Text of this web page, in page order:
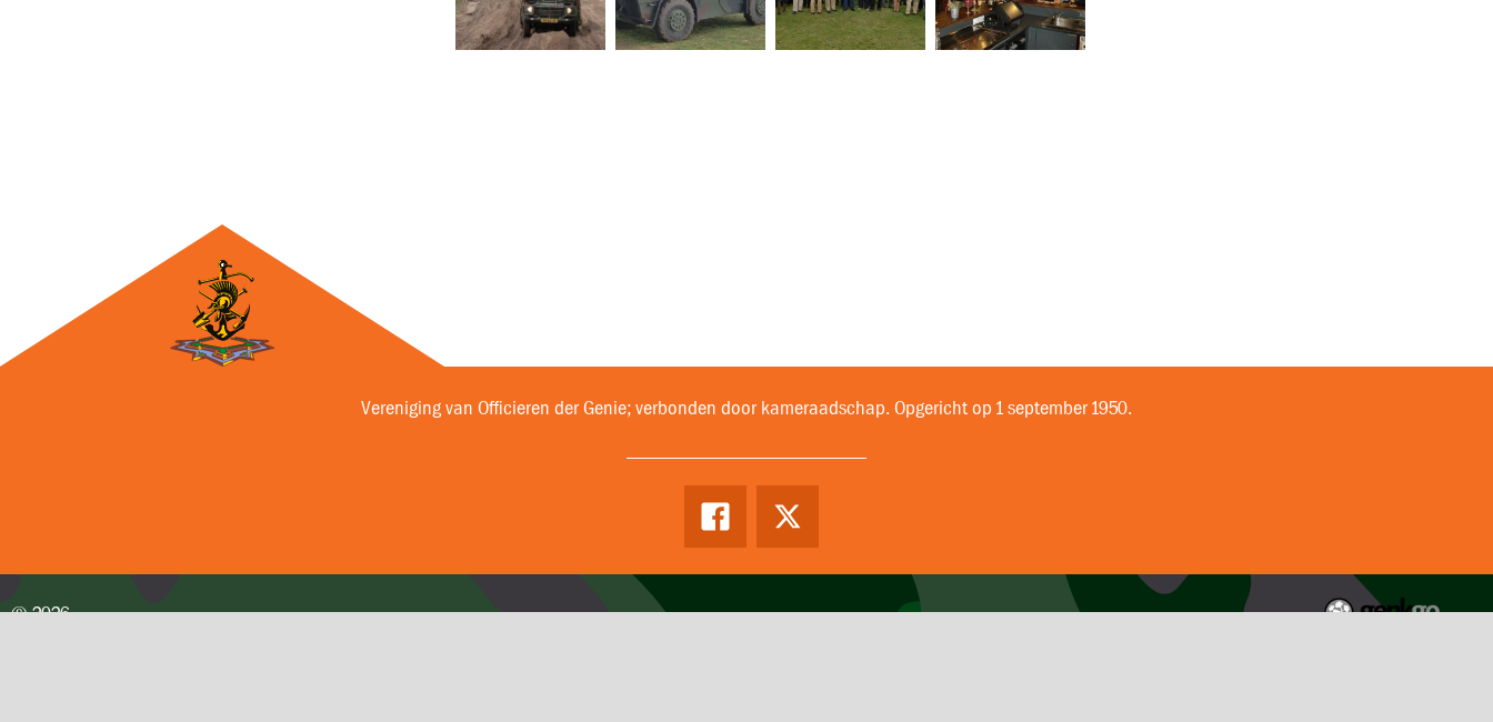
Vereniging van Officieren der Genie; verbonden door kameraadschap. Opgericht op 1 september 1950.
Facebook
© 2026